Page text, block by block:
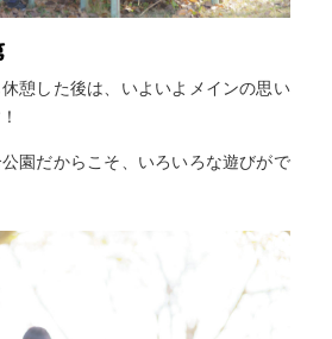
憩した後は、いよいよメインの思い
園だからこそ、いろいろな遊びがで